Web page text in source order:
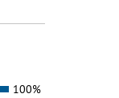
100%